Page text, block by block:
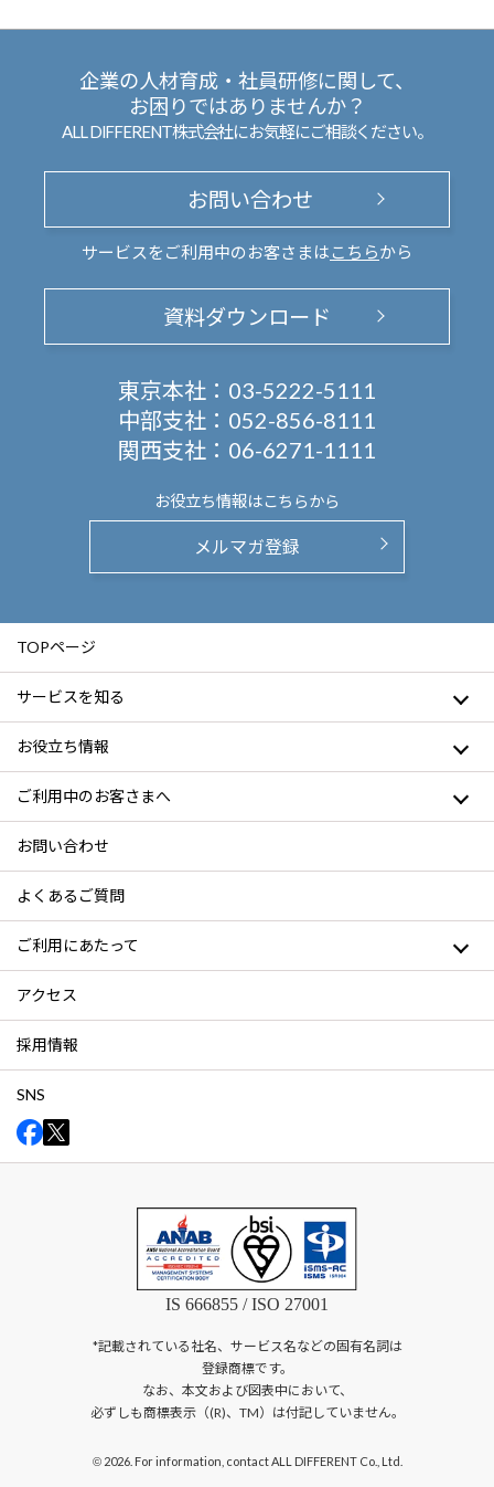
企業の人材育成・社員研修に関して、
お困りではありませんか？
ALL DIFFERENT株式会社にお気軽にご相談ください。
お問い合わせ
サービスをご利用中のお客さまは こちらから
資料ダウンロード
東京本社： 03-5222-5111
中部支社： 052-856-8111
関西支社： 06-6271-1111
お役立ち情報はこちらから
メルマガ登録
TOPページ
サービスを知る
お役立ち情報
ご利用中のお客さまへ
お問い合わせ
よくあるご質問
ご利用にあたって
アクセス
採用情報
SNS
IS 666855 / ISO 27001
*記載されている社名、サービス名などの固有名詞は
登録商標です。
なお、本文および図表中において、
必ずしも商標表示（(R)、TM）は付記していません。
©2026. For information, contact ALL DIFFERENT Co., Ltd.